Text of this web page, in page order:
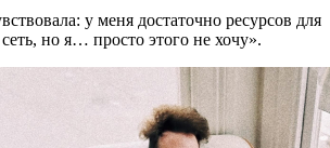
у меня достаточно ресурсов для
но я… просто этого не хочу».